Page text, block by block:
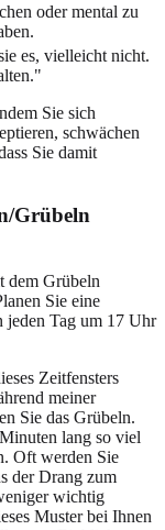
oder mental zu
es, vielleicht nicht.
Sie sich
schwächen
Sie damit
Grübeln
dem Grübeln
Sie eine
jeden Tag um 17 Uhr
Zeitfensters
meiner
Sie das Grübeln.
lang so viel
Oft werden Sie
der Drang zum
wichtig
Muster bei Ihnen